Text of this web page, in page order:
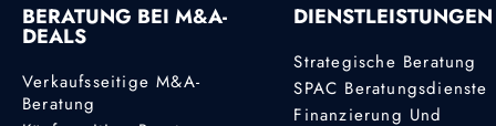
BERATUNG BEI M&A-
DEALS
Verkaufsseitige M&A-
Beratung
DIENSTLEISTUNGEN
Strategische Beratung
SPAC Beratungsdienste
Finanzierung Und